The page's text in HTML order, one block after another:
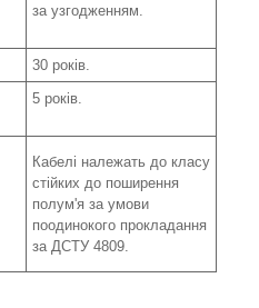
за узгодженням.
30 років.
5 років.
Кабелі належать до класу
стійких до поширення
полум'я за умови
поодинокого прокладання
за ДСТУ 4809.